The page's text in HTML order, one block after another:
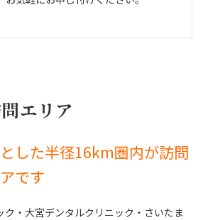
エリア
した半径16km圏内が訪問
です
ク・大宮デンタルクリニック・さいたま